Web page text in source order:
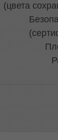
(цвета